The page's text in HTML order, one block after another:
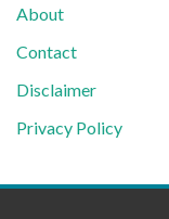
About
Contact
Disclaimer
Privacy Policy